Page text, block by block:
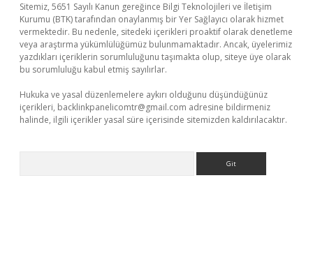
Sitemiz, 5651 Sayılı Kanun gereğince Bilgi Teknolojileri ve İletişim
Kurumu (BTK) tarafından onaylanmış bir Yer Sağlayıcı olarak hizmet
vermektedir. Bu nedenle, sitedeki içerikleri proaktif olarak denetleme
veya araştırma yükümlülüğümüz bulunmamaktadır. Ancak, üyelerimiz
yazdıkları içeriklerin sorumluluğunu taşımakta olup, siteye üye olarak
bu sorumluluğu kabul etmiş sayılırlar.
Hukuka ve yasal düzenlemelere aykırı olduğunu düşündüğünüz
içerikleri, backlinkpanelicomtr@gmail.com adresine bildirmeniz
halinde, ilgili içerikler yasal süre içerisinde sitemizden kaldırılacaktır.